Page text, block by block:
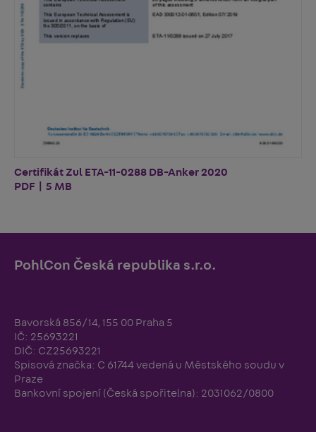
Certifikát Zul ETA-11-0288 DB-Anker 2020
PDF | 5 MB
PohlCon Česká republika s.r.o.
Bavorská 856/14, 155 00 Praha 5
IČ: 25693221
DIČ: CZ25693221
Spisová značka: C 61744 vedená u Městského soudu v
Praze
Bankovní spojení (Česká spořitelna): 2031062/0800